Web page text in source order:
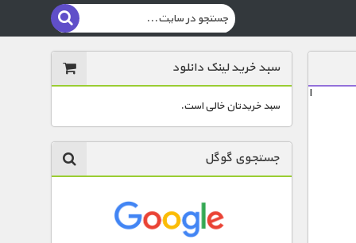
ا
سبد خرید لینک دانلود
سبد خریدتان خالی است.
جستجوی گوگل